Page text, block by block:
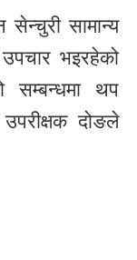
सेन्चुरी सामान्य
भइरहेको
सम्बन्धमा थप
दोङले